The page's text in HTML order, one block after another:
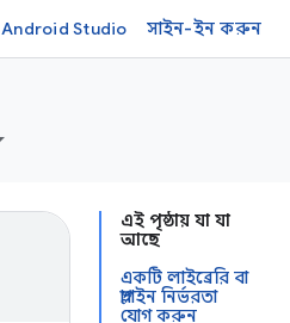
Android Studio সাইন-ইন করুন
এই পৃষ্ঠায় যা যা
আছে
একটি লাইব্রেরি বা
প্লাগইন নির্ভরতা
যোগ করুন